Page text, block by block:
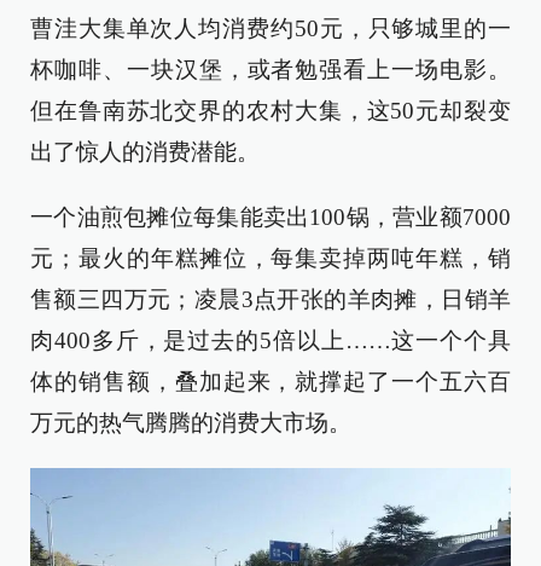
曹洼大集单次人均消费约50元，只够城里的一
杯咖啡、一块汉堡，或者勉强看上一场电影。
但在鲁南苏北交界的农村大集，这50元却裂变
出了惊人的消费潜能。
一个油煎包摊位每集能卖出100锅，营业额7000
元；最火的年糕摊位，每集卖掉两吨年糕，销
售额三四万元；凌晨3点开张的羊肉摊，日销羊
肉400多斤，是过去的5倍以上……这一个个具
体的销售额，叠加起来，就撑起了一个五六百
万元的热气腾腾的消费大市场。